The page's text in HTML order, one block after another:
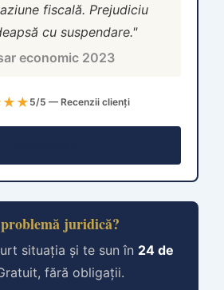
fiscală. Prejudiciu
cu suspendare."
economic 2023
5/5 — Recenzii clienți
juridică?
situația și te sun în 24 de
fără obligații.